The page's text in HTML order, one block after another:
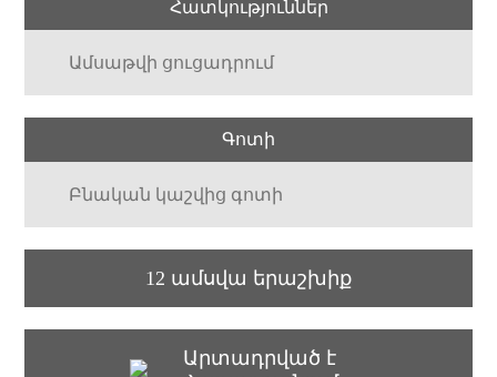
Հատկություններ
Ամսաթվի ցուցադրում
Գոտի
Բնական կաշվից գոտի
12 ամսվա երաշխիք
Արտադրված է